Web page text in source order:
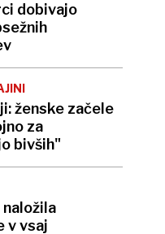
dobivajo
ženske začele
za
bivših"
v vsaj